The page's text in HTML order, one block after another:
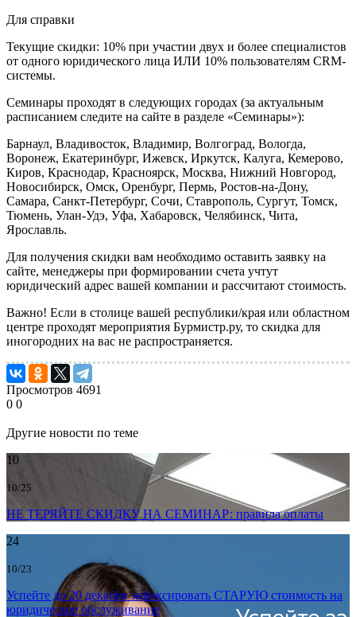
Для справки
Текущие скидки: 10% при участии двух и более специалистов
от одного юридического лица ИЛИ 10% пользователям CRM-
системы.
Семинары проходят в следующих городах (за актуальным
расписанием следите на сайте в разделе «Семинары»):
Барнаул, Владивосток, Владимир, Волгоград, Вологда,
Воронеж, Екатеринбург, Ижевск, Иркутск, Калуга, Кемерово,
Киров, Краснодар, Красноярск, Москва, Нижний Новгород,
Новосибирск, Омск, Оренбург, Пермь, Ростов-на-Дону,
Самара, Санкт-Петербург, Сочи, Ставрополь, Сургут, Томск,
Тюмень, Улан-Удэ, Уфа, Хабаровск, Челябинск, Чита,
Ярославль.
Для получения скидки вам необходимо оставить заявку на
сайте, менеджеры при формировании счета учтут
юридический адрес вашей компании и рассчитают стоимость.
Важно! Если в столице вашей республики/края или областном
центре проходят мероприятия Бурмистр.ру, то скидка для
иногородних на вас не распространяется.
Просмотров 4691
0 0
Другие новости по теме
10
10/25
НЕ ТЕРЯЙТЕ СКИДКУ НА СЕМИНАР: правила оплаты
24
10/23
Успейте до 20 декабря зафиксировать СТАРУЮ стоимость на
юридическое обслуживание